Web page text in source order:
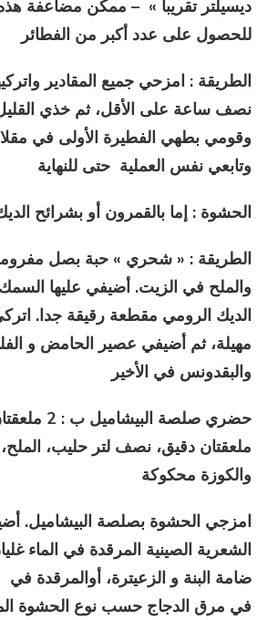
ديسيلتر تقريبا » – ممكن مضاعفة هذه
للحصول على عدد أكبر من الفطائر
الطريقة : امزحي جميع المقادير
نصف ساعة على الأقل، ثم خذي
وقومي بطهي الفطيرة الأولى في
وتابعي نفس العملية حتى للنهاية
الحشوة : إما بالقمرون أو بشرائح
الطريقة : « شحري » حبة بصل
والملح في الزيت. أضيفي عليها
الديك الرومي مقطعة رقيقة جدا.
مهيلة، ثم أضيفي عصير الحامض و
والبقدونس في الأخير
حضري صلصة
ملعقتان دقيق، نصف لتر حليب، الملح،
والكوزة محكوكة
امزجي الحشوة بصلصة البيشاميل.
الشعرية الصينية المرقدة في الماء
ضامة البنة و الزعيترة، أوالمرقدة
في مرق الدجاج حسب نوع الحشوة